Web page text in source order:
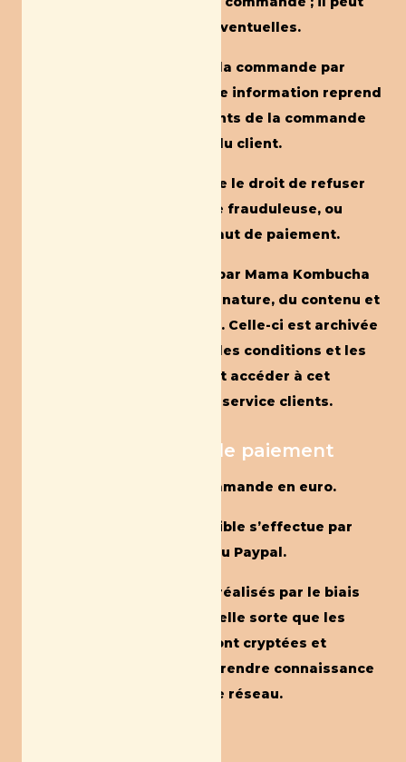
ainsi corriger ses erreurs éventuelles.
Mama Kombucha confirme la commande par
courrier électronique ; cette information reprend
notamment tous les éléments de la commande
et le droit de rétractation du client.
Mama Kombucha se réserve le droit de refuser
toute commande présumée frauduleuse, ou
douteuse ou en cas de défaut de paiement.
Les données enregistrées par Mama Kombucha
constituent la preuve de la nature, du contenu et
de la date de la commande. Celle-ci est archivée
par Mama Kombucha dans les conditions et les
délais légaux ; le client peut accéder à cet
archivage en contactant le service clients.
Article 7. Modalités de paiement
Le prix est exigible à la commande en euro.
Le mode de paiement possible s’effectue par
carte bancaire(via Stripe) ou Paypal.
Les paiements Stripe sont réalisés par le biais
d’un système sécurisé de telle sorte que les
informations transmises sont cryptées et
qu’aucun tiers ne peut en prendre connaissance
au cours du transport sur le réseau.